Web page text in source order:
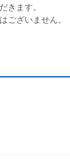
きます。
ございません。